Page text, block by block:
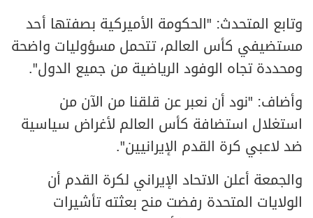
وتابع المتحدث: "الحكومة الأميركية بصفتها أحد
مستضيفي كأس العالم، تتحمل مسؤوليات واضحة
ومحددة تجاه الوفود الرياضية من جميع الدول".
وأضاف: "نود أن نعبر عن قلقنا من الآن من
استغلال استضافة كأس العالم لأغراض سياسية
ضد لاعبي كرة القدم الإيرانيين".
والجمعة أعلن الاتحاد الإيراني لكرة القدم أن
الولايات المتحدة رفضت منح بعثته تأشيرات